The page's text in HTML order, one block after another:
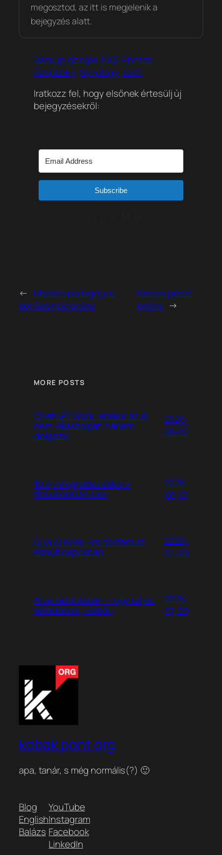
megosztod, az itt is megjelenik a
bejegyzés alatt.
Backup google NAS Photos
Raspberry Synology tech
Iratkozz fel, hogy elsőnek értesülj új
bejegyzésekről:
Subscribe
← Modern pedagógus
konferencia online
Keress pénzt
online →
MORE POSTS
ChatGPT Work: amikor az AI
nem válaszolgat, hanem
dolgozik
2026-
08-02
10 új infografika stílus a
NotebookLM-ben
2026-
08-01
Újra AI hírek – mi történt az
elmúlt napokban
2026-
07-29
AI az oktatásban — egy teljes
előadásom, videón
2026-
07-29
kobak pont org
apa, tanár, s még normális(?) 🙂
Blog
English
Balázs
YouTube
Instagram
Facebook
LinkedIn